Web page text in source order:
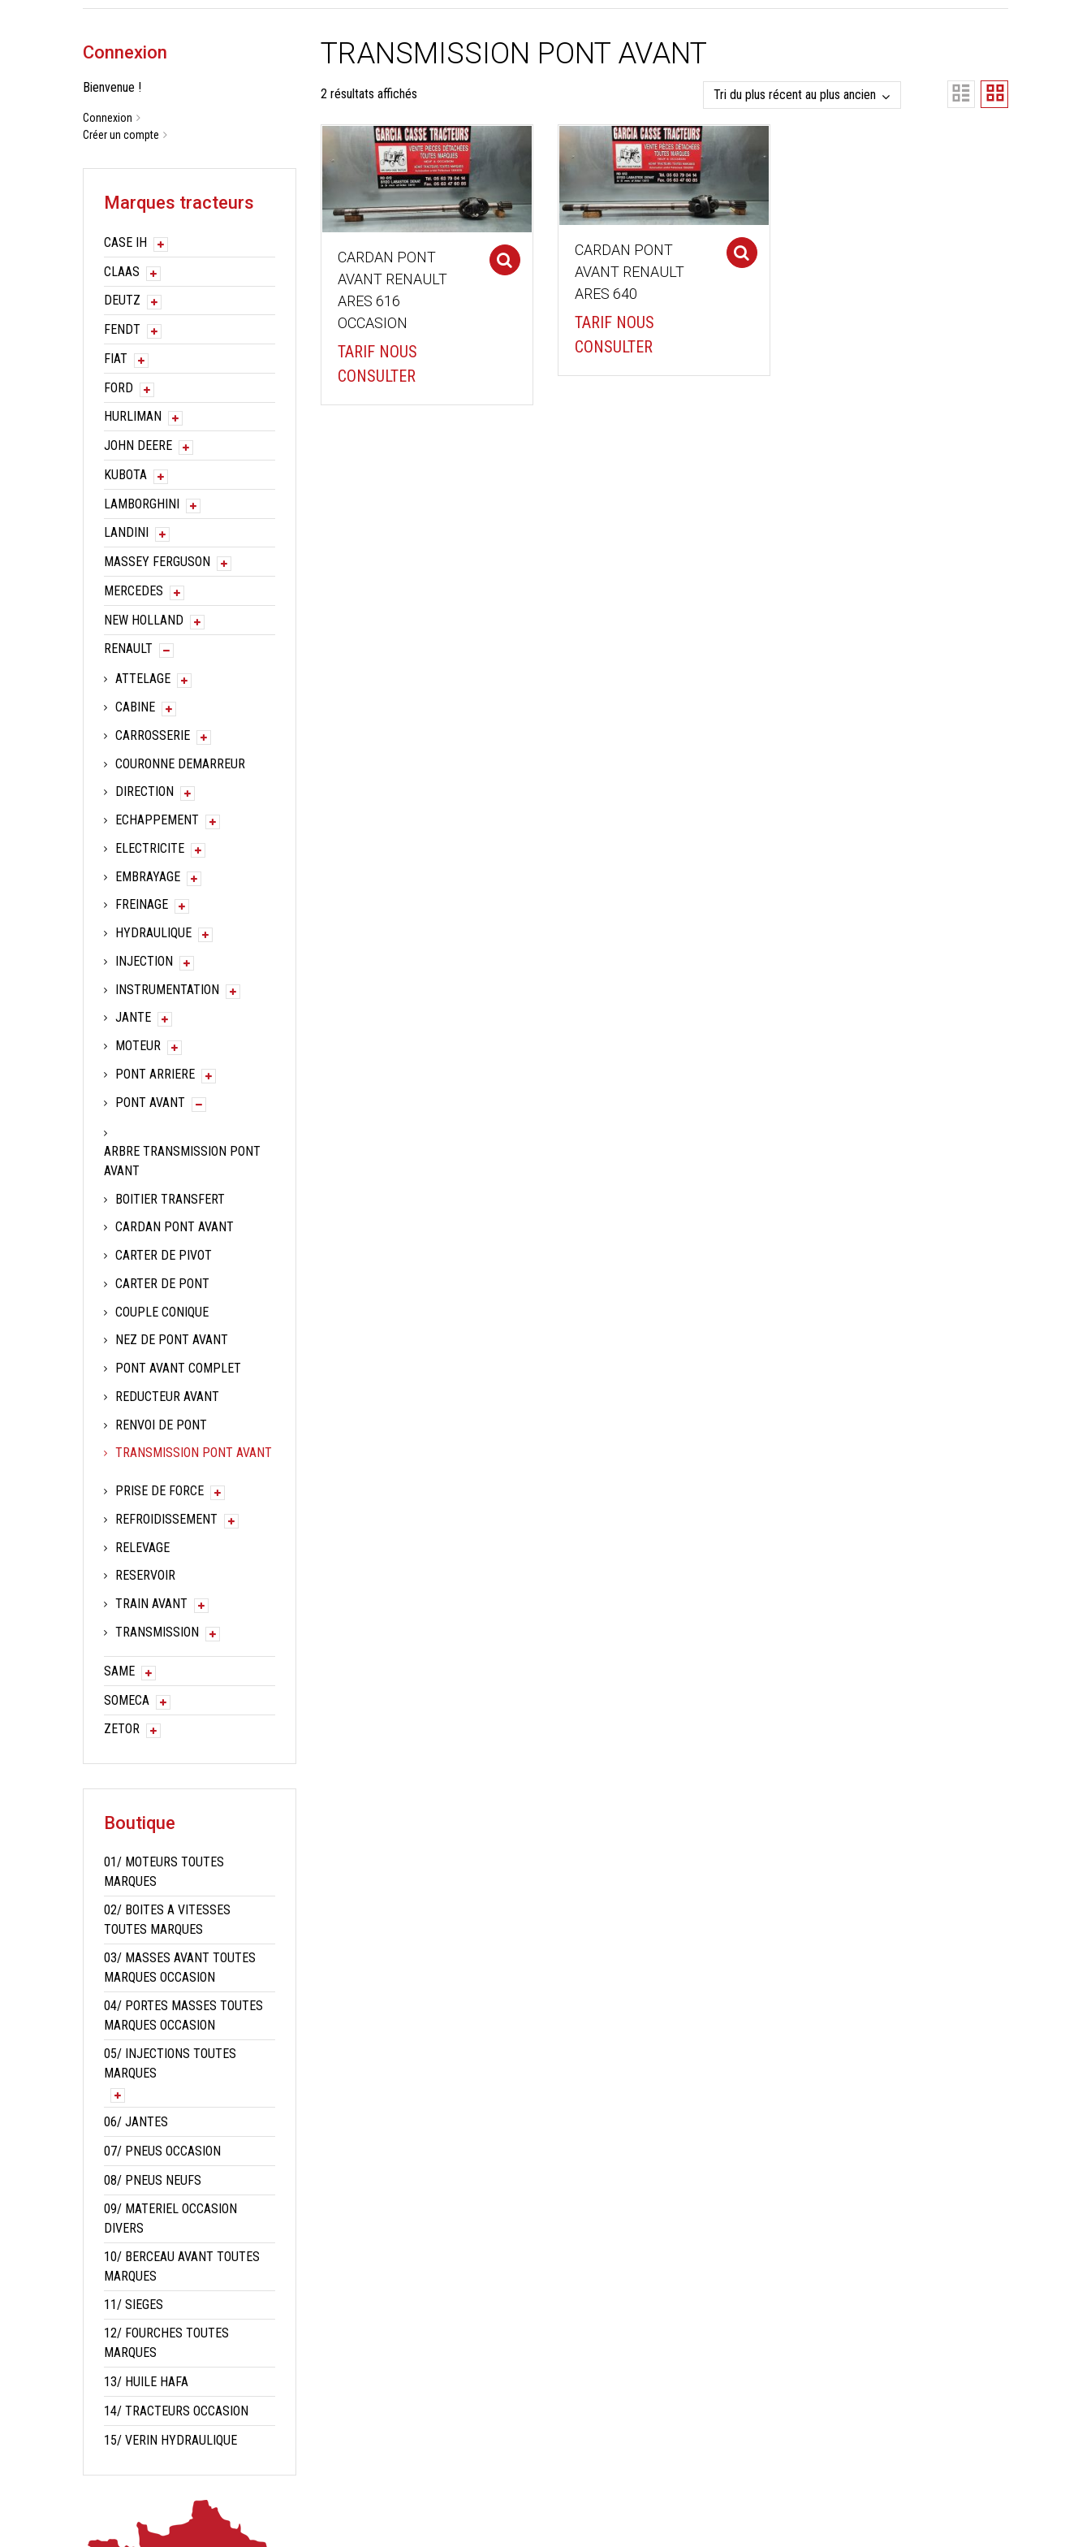
TRANSMISSION PONT AVANT
2 résultats affichésTrié
du
plus
récent
au
plus
ancien
CARDAN PONT
AVANT RENAULT
ARES 616
OCCASION
TARIF NOUS
CONSULTER
Select options
CARDAN PONT
AVANT RENAULT
ARES 640
TARIF NOUS
CONSULTER
Connexion
Bienvenue !
Connexion
Créer un compte
Marques tracteurs
CASE IH
CLAAS
DEUTZ
FENDT
FIAT
FORD
HURLIMAN
JOHN DEERE
KUBOTA
LAMBORGHINI
LANDINI
MASSEY FERGUSON
MERCEDES
NEW HOLLAND
RENAULT
ATTELAGE
CABINE
CARROSSERIE
COURONNE DEMARREUR
DIRECTION
ECHAPPEMENT
ELECTRICITE
EMBRAYAGE
FREINAGE
HYDRAULIQUE
INJECTION
INSTRUMENTATION
JANTE
MOTEUR
PONT ARRIERE
PONT AVANT
ARBRE TRANSMISSION PONT
AVANT
BOITIER TRANSFERT
CARDAN PONT AVANT
CARTER DE PIVOT
CARTER DE PONT
COUPLE CONIQUE
NEZ DE PONT AVANT
PONT AVANT COMPLET
REDUCTEUR AVANT
RENVOI DE PONT
TRANSMISSION PONT AVANT
PRISE DE FORCE
REFROIDISSEMENT
RELEVAGE
RESERVOIR
TRAIN AVANT
TRANSMISSION
SAME
SOMECA
ZETOR
Boutique
01/ MOTEURS TOUTES
MARQUES
02/ BOITES A VITESSES
TOUTES MARQUES
03/ MASSES AVANT TOUTES
MARQUES OCCASION
04/ PORTES MASSES TOUTES
MARQUES OCCASION
05/ INJECTIONS TOUTES
MARQUES
06/ JANTES
07/ PNEUS OCCASION
08/ PNEUS NEUFS
09/ MATERIEL OCCASION
DIVERS
10/ BERCEAU AVANT TOUTES
MARQUES
11/ SIEGES
12/ FOURCHES TOUTES
MARQUES
13/ HUILE HAFA
14/ TRACTEURS OCCASION
15/ VERIN HYDRAULIQUE